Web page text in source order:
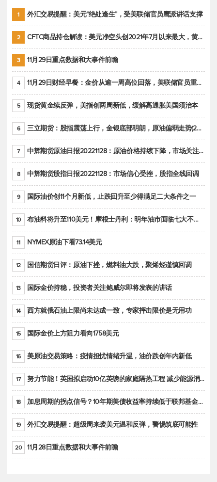
1 外汇交易提醒：美元“绝处逢生”，受美联储官员鹰派讲话支撑
2 CFTC商品持仓解读：美元净空头创2021年7月以来最大，黄金期货投机性净多头头寸减少
3 11月29日重点数据和大事件前瞻
4 11月29日财经早餐：金价从逾一周高位回落，美联储官员重申鹰派立场推动美元回升
5 现货黄金续反弹，美指创两周新低，缓解高通胀美国须治本
6 三立期货：股指震荡上行，金银底部明朗，原油偏弱走势(20221128收评)
7 中辉期货原油日报20221128：原油价格持续下降，市场关注OPEC+新一轮产能政策
8 中辉期货股指日报20221128：市场信心受挫，股指全线回调
9 国际油价创11个月新低，止跌回升至少得满足二大条件之一
10 布油料将升至110美元！摩根士丹利：明年油市面临七大不确定性
11 NYMEX原油下看73.14美元
12 国信期货日评：原油下挫，燃料油大跌，聚烯烃谨慎回调
13 国际金价持稳，投资者关注鲍威尔即将发表的讲话
14 西方就俄石油上限尚未达成一致，专家抨击限价是无用功
15 国际金价上方阻力看向1758美元
16 美原油交易策略：疫情担忧情绪升温，油价跌创年内新低
17 努力节能！英国拟启动10亿英镑的家庭隔热工程 减少能源消耗
18 加息周期的拐点信号？10年期美债收益率持续低于联邦基金利率目标区间
19 外汇交易提醒：超级周来袭美元温和反弹，警惕筑底可能性
20 11月28日重点数据和大事件前瞻